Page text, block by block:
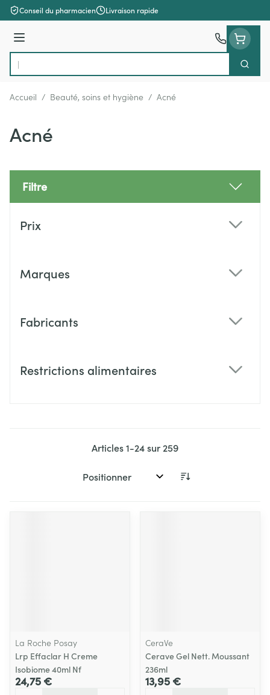
Aller au contenu
Conseil du pharmacien Livraison rapide
Menu
Rechercher
Accueil / Beauté, soins et hygiène / Acné
Acné
Filtre
Prix
Marques
Fabricants
Restrictions alimentaires
Articles1-24sur 259
Trier par:
La Roche Posay
Lrp Effaclar H Creme
Isobiome 40ml Nf
24,75 €
CeraVe
Cerave Gel Nett. Moussant
236ml
13,95 €